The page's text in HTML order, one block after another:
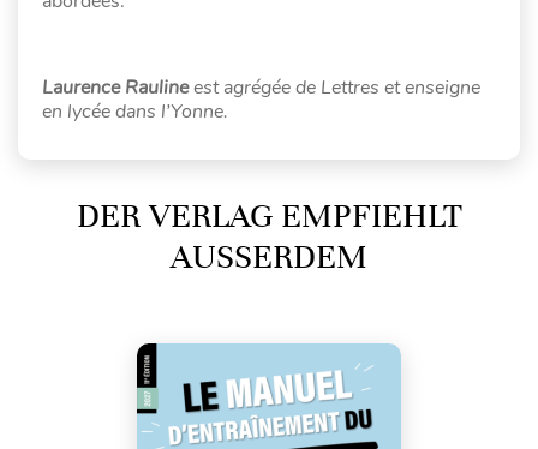
LaurenceRaulineest agrégée de Lettres et enseigne
en lycée dans l’Yonne.
DER VERLAG EMPFIEHLT
AUSSERDEM